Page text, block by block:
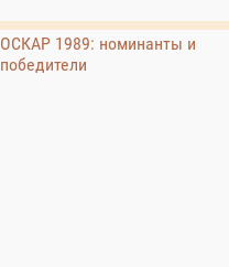
ОСКАР 1989: номинанты и
победители